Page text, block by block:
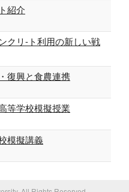
紹介
クリ-ト利用の新しい戦
復興と食農連携
等学校模擬授業
模擬講義